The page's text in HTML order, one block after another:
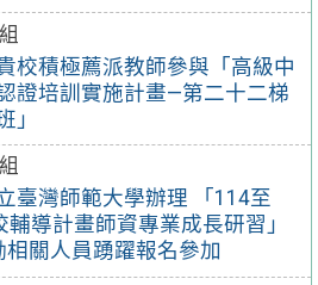
校積極薦派教師參與「高級中
證培訓實施計畫—第二十二梯
」
臺灣師範大學辦理 「114至
導計畫師資專業成長研習」
關人員踴躍報名參加